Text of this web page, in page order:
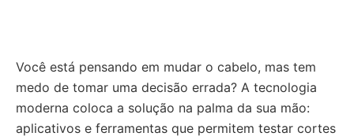
Você está pensando em mudar o cabelo, mas tem
medo de tomar uma decisão errada? A tecnologia
moderna coloca a solução na palma da sua mão:
aplicativos e ferramentas que permitem testar cortes